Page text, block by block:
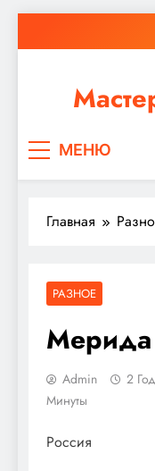
к
ремонт или
МЕНЮ
Главная
РАЗНОЕ
Мерида
Admin 2
Минуты
Россия